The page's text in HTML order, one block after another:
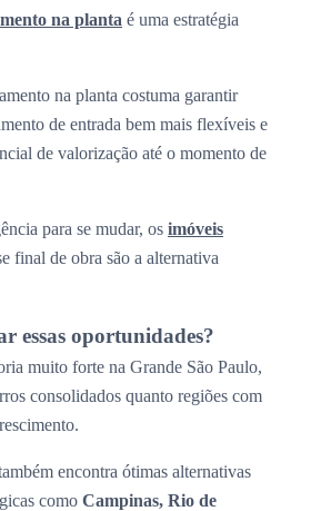
na planta é uma estratégia
na planta costuma garantir
de entrada bem mais flexíveis e
de valorização até o momento de
para se mudar, os imóveis
final de obra são a alternativa
essas oportunidades?
muito forte na Grande São Paulo,
consolidados quanto regiões com
encontra ótimas alternativas
como Campinas, Rio de